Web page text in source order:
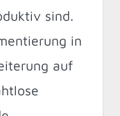
sind.
in
auf